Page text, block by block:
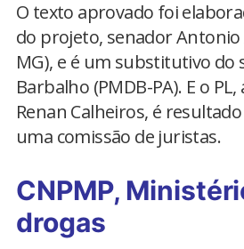
O texto aprovado foi
do projeto, senador Antonio
MG), e é um substitutivo do
Barbalho (PMDB-PA). E o
Renan Calheiros, é
uma comissão de juristas.
CNPMP,
drogas